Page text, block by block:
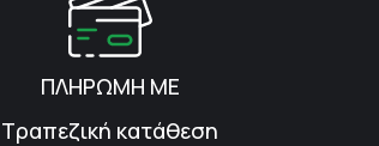
ΠΛΗΡΩΜΗ ΜΕ
Τραπεζική κατάθεση